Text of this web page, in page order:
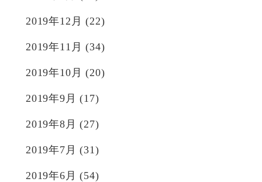
2019年12月 (22)
2019年11月 (34)
2019年10月 (20)
2019年9月 (17)
2019年8月 (27)
2019年7月 (31)
2019年6月 (54)